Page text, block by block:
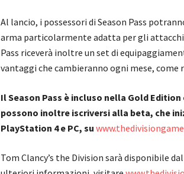
Al lancio, i possessori di Season Pass
arma particolarmente adatta per gli attacchi
Pass riceverà inoltre un set di
vantaggi che cambieranno ogni mese, come
Il Season Pass è incluso nella Gold
possono inoltre iscriversi alla beta, che
PlayStation 4 e PC, su
Tom Clancy’s the Division sarà disponibile